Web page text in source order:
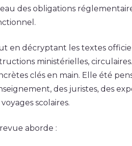
des obligations
en décryptant les textes
ministérielles,
clés en main. Elle été
des juristes, des
voyages scolaires.
aborde :